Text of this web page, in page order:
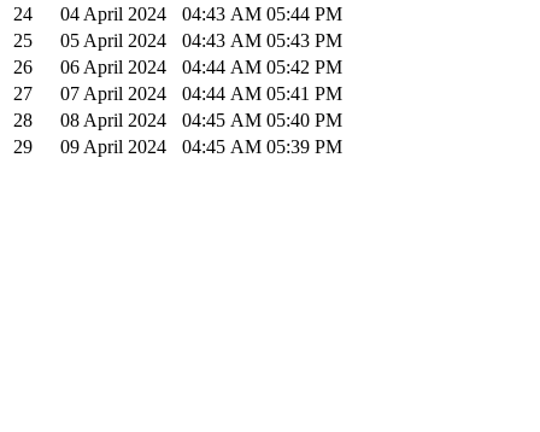
24 04 April 2024 04:43 AM 05:44 PM
25
05 April 2024 04:43 AM 05:43 PM
26
06 April 2024 04:44 AM 05:42 PM
27
07 April 2024 04:44 AM 05:41 PM
28
08 April 2024 04:45 AM 05:40 PM
29
09 April 2024 04:45 AM 05:39 PM